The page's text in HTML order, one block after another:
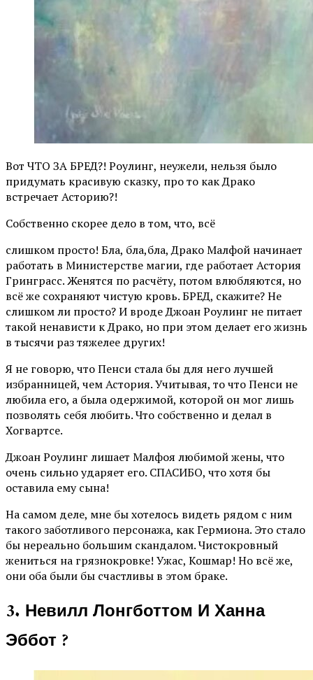
Вот ЧТО ЗА БРЕД?! Роулинг, неужели, нельзя было
придумать красивую сказку, про то как Драко
встречает Асторию?!
Собственно скорее дело в том, что, всё
слишком просто! Бла, бла,бла, Драко Малфой начинает
работать в Министерстве магии, где работает Астория
Гринграсс. Женятся по расчёту, потом влюбляются, но
всё же сохраняют чистую кровь. БРЕД, скажите? Не
слишком ли просто? И вроде Джоан Роулинг не питает
такой ненависти к Драко, но при этом делает его жизнь
в тысячи раз тяжелее других!
Я не говорю, что Пенси стала бы для него лучшей
избранницей, чем Астория. Учитывая, то что Пенси не
любила его, а была одержимой, которой он мог лишь
позволять себя любить. Что собственно и делал в
Хогвартсе.
Джоан Роулинг лишает Малфоя любимой жены, что
очень сильно ударяет его. СПАСИБО, что хотя бы
оставила ему сына!
На самом деле, мне бы хотелось видеть рядом с ним
такого заботливого персонажа, как Гермиона. Это стало
бы нереально большим скандалом. Чистокровный
жениться на грязнокровке! Ужас, Кошмар! Но всё же,
они оба были бы счастливы в этом браке.
3. Невилл Лонгботтом И Ханна
Эббот ?